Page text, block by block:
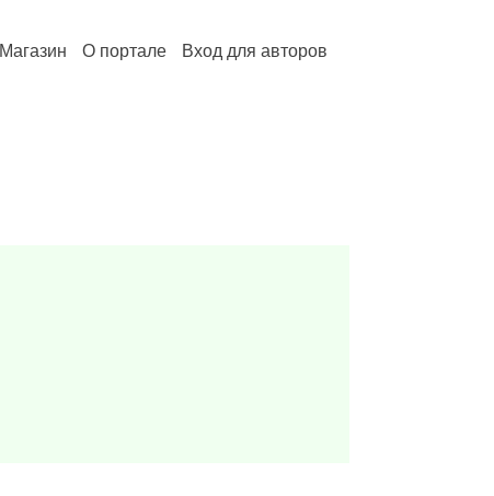
Магазин О портале Вход для авторов